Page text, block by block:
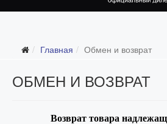
Главная Обмен и возврат
ОБМЕН И ВОЗВРАТ
Возврат товара